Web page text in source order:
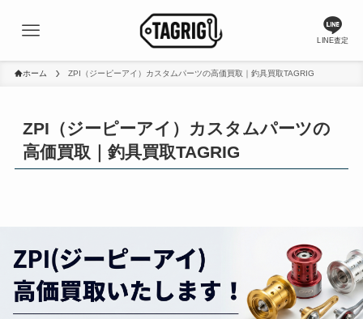
LINE査定
ホーム ZPI（ジーピーアイ）カスタムパーツの高価買取｜釣具買取TAGRIG
ZPI（ジーピーアイ）カスタムパーツの
高価買取｜釣具買取TAGRIG